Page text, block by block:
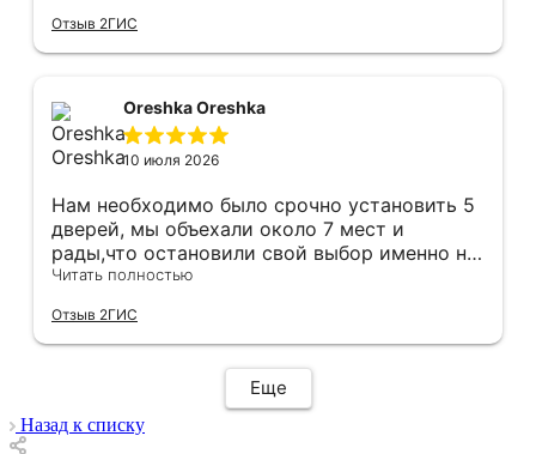
компанию, где я могу указать удобный для
меня интервал времени, а не ждать весь
монтаж дверей, спасибо мастеру Антону за
его труд!!!
Отзыв 2ГИС
Oreshka Oreshka
10 июля 2026
Нам необходимо было срочно установить 5
дверей, мы объехали около 7 мест и
рады,что остановили свой выбор именно на
этой компании.Здесь оказались нужные нам
других местах ожидание было от 3 недель).
Хочется отметить скорость и
добросовестность данной компании.Через
час после покупки дверей у нас уже был
замерщик на кв,на следующий день
Читать полностью
Отзыв 2ГИС
Еще
Назад к списку